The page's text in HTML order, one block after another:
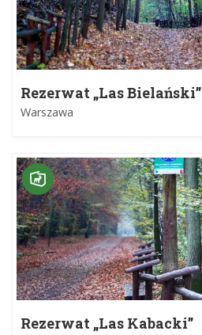
Rezerwat „Las Bielański”
Warszawa
Rezerwat „Las Kabacki”